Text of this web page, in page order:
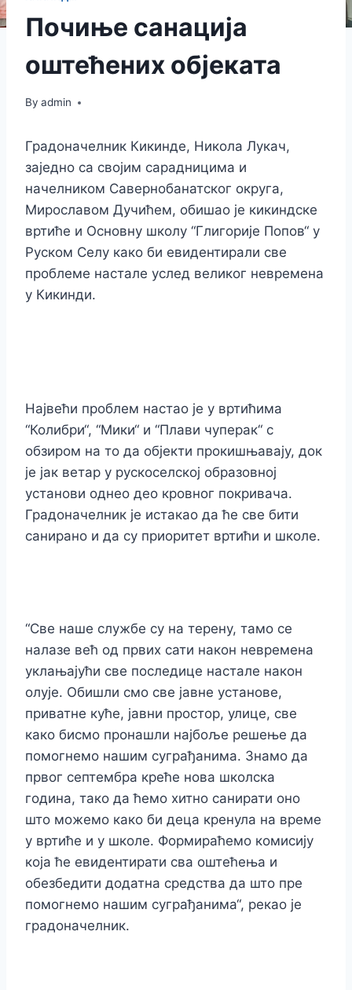
Почиње санација
оштећених објеката
By admin
Градоначелник Кикинде, Никола Лукач,
заједно са својим сарадницима и
начелником Савернобанатског округа,
Мирославом Дучићем, обишао је кикиндске
вртиће и Основну школу “Глигорије Попов“ у
Руском Селу како би евидентирали све
проблеме настале услед великог невремена
у Кикинди.
Највећи проблем настао је у вртићима
“Колибри“, “Мики“ и “Плави чуперак“ с
обзиром на то да објекти прокишњавају, док
је јак ветар у рускоселској образовној
установи однео део кровног покривача.
Градоначелник је истакао да ће све бити
санирано и да су приоритет вртићи и школе.
“Све наше службе су на терену, тамо се
налазе већ од првих сати након невремена
уклањајући све последице настале након
олује. Обишли смо све јавне установе,
приватне куће, јавни простор, улице, све
како бисмо пронашли најбоље решење да
помогнемо нашим суграђанима. Знамо да
првог септембра креће нова школска
година, тако да ћемо хитно санирати оно
што можемо како би деца кренула на време
у вртиће и у школе. Формираћемо комисију
која ће евидентирати сва оштећења и
обезбедити додатна средства да што пре
помогнемо нашим суграђанима“, рекао је
градоначелник.